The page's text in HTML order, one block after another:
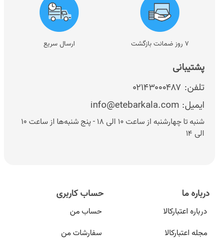
پشتیبانی
تلفن: ۰۲۱۴۳۰۰۰۴۸۷
ایمیل: info@etebarkala.com
شنبه تا چهارشنبه از ساعت ۱۰ الی ۱۸ - پنج شنبه‌ها از ساعت ۱۰
الی ۱۴
۷ روز ضمانت بازگشت ارسال سریع
درباره ما
درباره اعتبارکالا
مجله اعتبارکالا
حساب کاربری
حساب من
سفارشات من